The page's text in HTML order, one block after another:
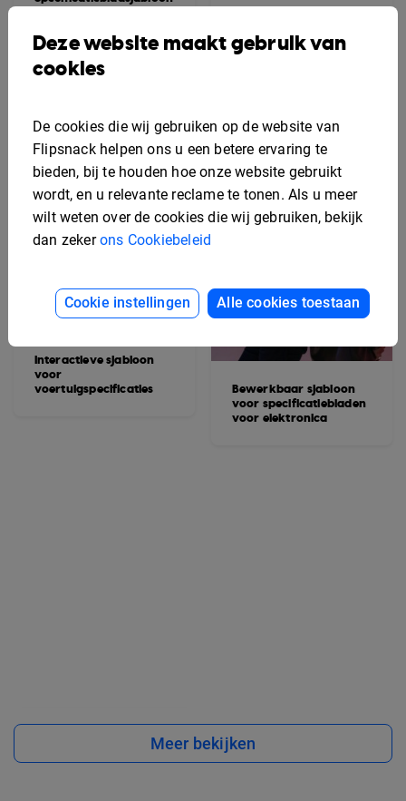
Interactieve sjabloon
voor
voertuigspecificaties
voor
ontwerpspecificaties
Bewerkbaar sjabloon
voor specificatiebladen
voor elektronica
Meer bekijken
Deze website maakt gebruik van
cookies
De cookies die wij gebruiken op de website van
Flipsnack helpen ons u een betere ervaring te
bieden, bij te houden hoe onze website gebruikt
wordt, en u relevante reclame te tonen. Als u meer
wilt weten over de cookies die wij gebruiken, bekijk
dan zekerons Cookiebeleid
Cookie instellingen Alle cookies toestaan